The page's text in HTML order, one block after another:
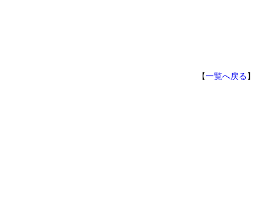
【一覧へ戻る 】